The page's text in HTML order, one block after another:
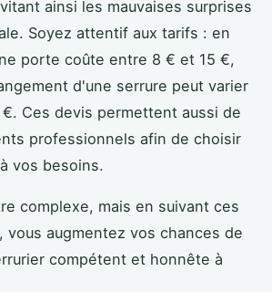
ainsi les mauvaises surprises
Soyez attentif aux tarifs : en
porte coûte entre 8 € et 15 €,
d'une serrure peut varier
Ces devis permettent aussi de
professionnels afin de choisir
vos besoins.
complexe, mais en suivant ces
vous augmentez vos chances de
compétent et honnête à